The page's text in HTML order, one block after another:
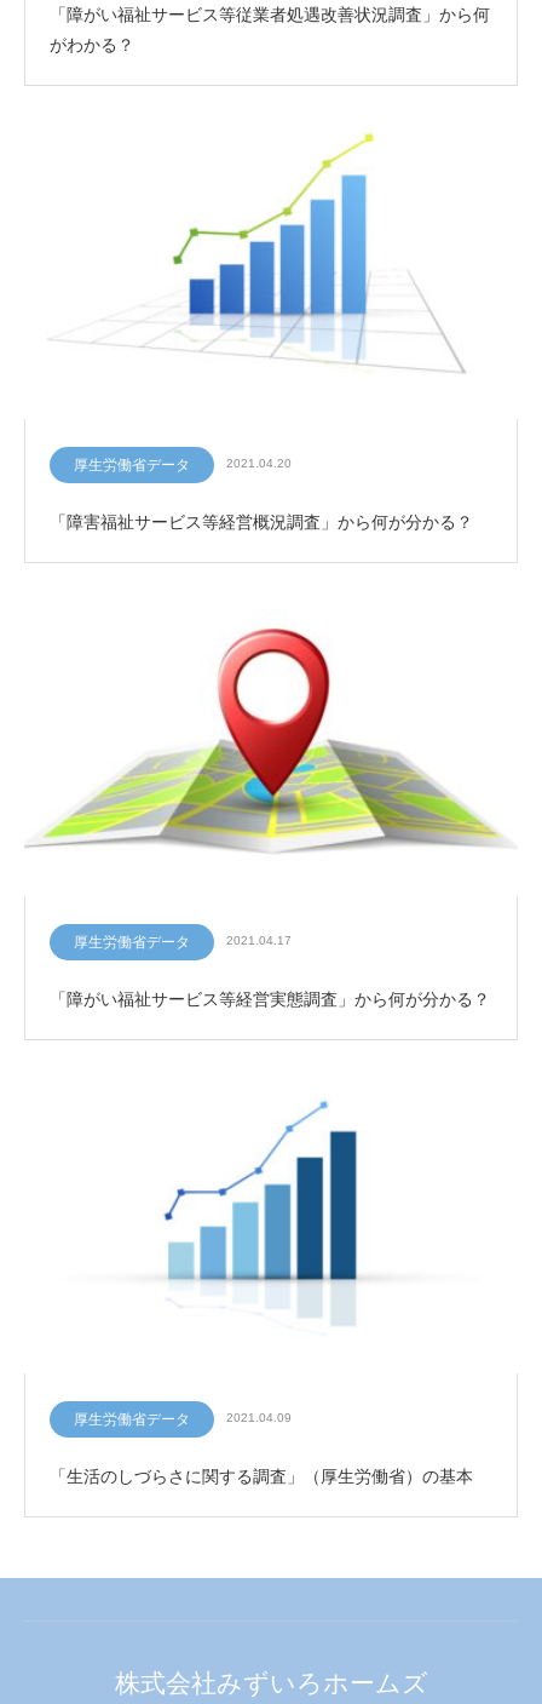
「障がい福祉サービス等従業者処遇改善状況調査」から何
がわかる？
厚生労働省データ 2021.04.20
「障害福祉サービス等経営概況調査」から何が分かる？
厚生労働省データ 2021.04.17
「障がい福祉サービス等経営実態調査」から何が分かる？
厚生労働省データ 2021.04.09
「生活のしづらさに関する調査」（厚生労働省）の基本
株式会社みずいろホームズ